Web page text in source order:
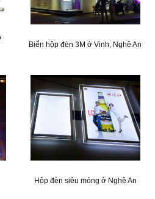
Biển hộp đèn 3M ở Vinh, Nghệ An
Hộp đèn siêu mỏng ở Nghệ An